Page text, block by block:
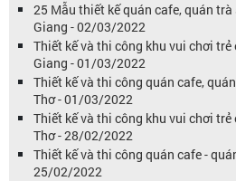
25 Mẫu thiết kế quán cafe, quán
Giang - 02/03/2022
Thiết kế và thi công khu vui chơi
Giang - 01/03/2022
Thiết kế và thi công quán cafe,
Thơ - 01/03/2022
Thiết kế và thi công khu vui chơi trẻ
Thơ - 28/02/2022
Thiết kế và thi công quán cafe -
25/02/2022